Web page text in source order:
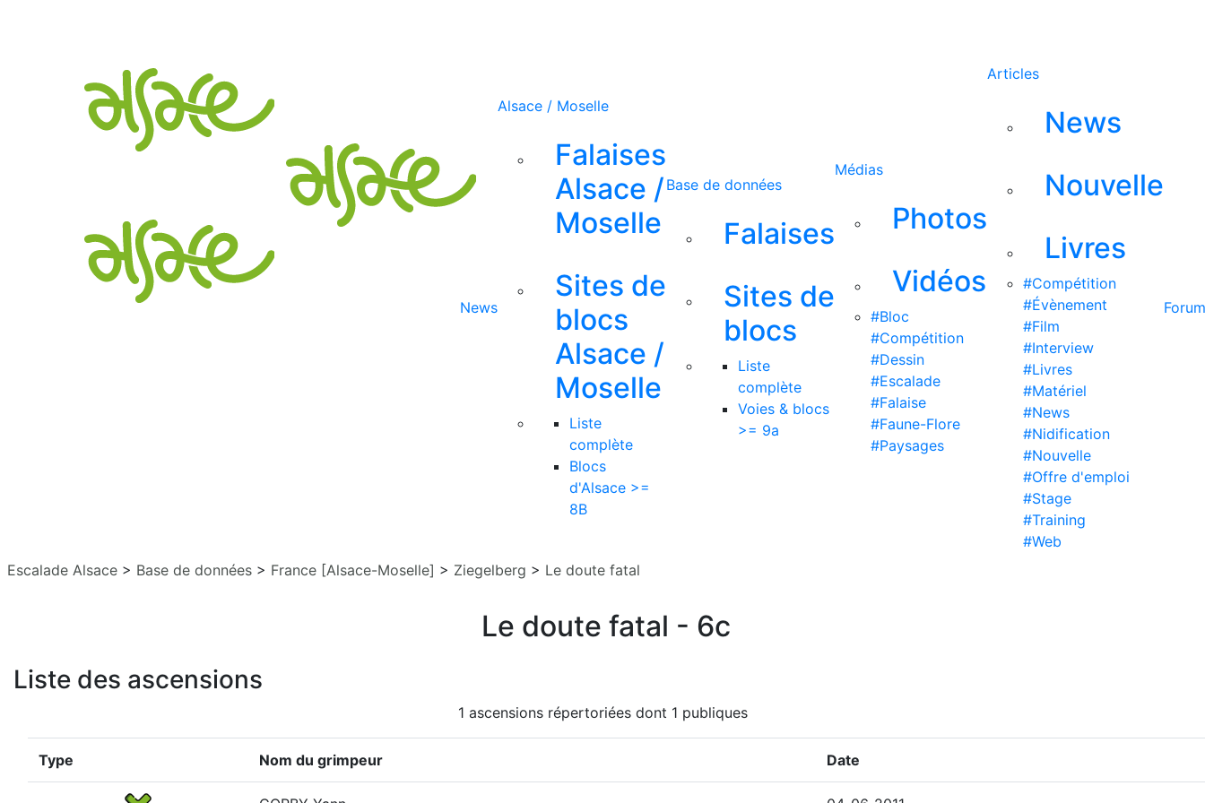
News
Alsace / Moselle
Falaises
Alsace /
Moselle
Sites de
blocs
Alsace /
Moselle
Liste
complète
Blocs
d'Alsace >=
8B
Base de données
Falaises
Sites de
blocs
Liste
complète
Voies & blocs
>= 9a
Médias
Photos
Vidéos
#Bloc
#Compétition
#Dessin
#Escalade
#Falaise
#Faune-Flore
#Paysages
Articles
News
Nouvelle
Livres
#Compétition
#Évènement
#Film
#Interview
#Livres
#Matériel
#News
#Nidification
#Nouvelle
#Offre d'emploi
#Stage
#Training
#Web
Forum
Escalade Alsace > Base de données > France [Alsace-Moselle] > Ziegelberg > Le doute fatal
Le doute fatal - 6c
Liste des ascensions
1 ascensions répertoriées dont 1 publiques
Type Nom du grimpeur Date